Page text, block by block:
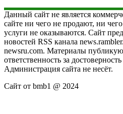
Данный сайт не является
сайте ни чего не продают, ни
услуги не оказываются. Сайт
новостей RSS канала
newsru.com. Материалы
ответственность за
Администрация сайта не несёт.
Сайт от bmb1 @ 2024